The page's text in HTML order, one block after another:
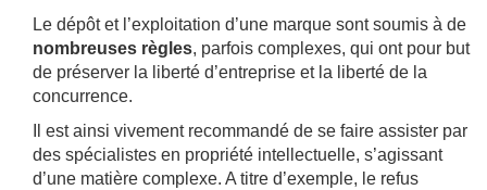
Le dépôt et l’exploitation d’une marque sont soumis à de
nombreuses règles, parfois complexes, qui ont pour but
de préserver la liberté d’entreprise et la liberté de la
concurrence.
Il est ainsi vivement recommandé de se faire assister par
des spécialistes en propriété intellectuelle, s’agissant
d’une matière complexe. A titre d’exemple, le refus